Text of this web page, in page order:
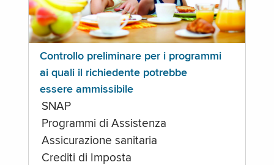
Controllo preliminare per i programmi
ai quali il richiedente potrebbe
essere ammissibile
SNAP
Programmi di Assistenza
Assicurazione sanitaria
Crediti di Imposta